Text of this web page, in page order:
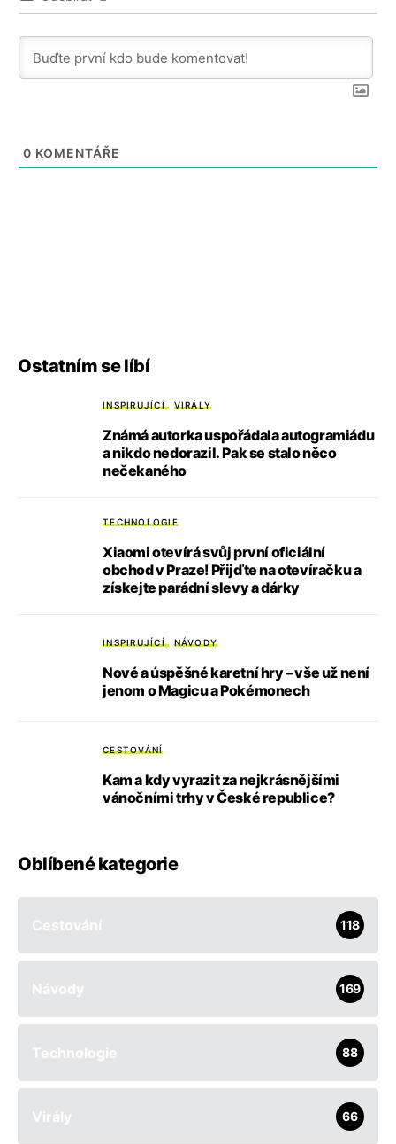
0 KOMENTÁŘE
Ostatním se líbí
INSPIRUJÍCÍ VIRÁLY
Známá autorka uspořádala autogramiádu
a nikdo nedorazil. Pak se stalo něco
nečekaného
TECHNOLOGIE
Xiaomi otevírá svůj první oficiální
obchod v Praze! Přijďte na otevíračku a
získejte parádní slevy a dárky
INSPIRUJÍCÍ NÁVODY
Nové a úspěšné karetní hry – vše už není
jenom o Magicu a Pokémonech
CESTOVÁNÍ
Kam a kdy vyrazit za nejkrásnějšími
vánočními trhy v České republice?
Oblíbené kategorie
Cestování 118
Návody 169
Technologie 88
Virály 66